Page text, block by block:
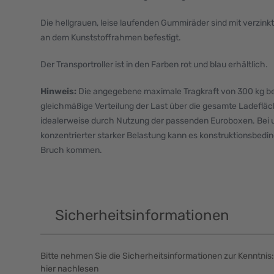
Die hellgrauen, leise laufenden Gummiräder sind mit
an dem Kunststoffrahmen befestigt.
Der Transportroller ist in den Farben rot und blau erhältlich.
Hinweis: Die angegebene maximale Tragkraft von 300 kg
gleichmäßige Verteilung der Last über die gesamte
idealerweise durch Nutzung der passenden Euroboxen. Bei
konzentrierter starker Belastung kann es
Bruch kommen.
Sicherheitsinformationen
Bitte nehmen Sie die Sicherheitsinformationen zur Kenntnis:
hier nachlesen